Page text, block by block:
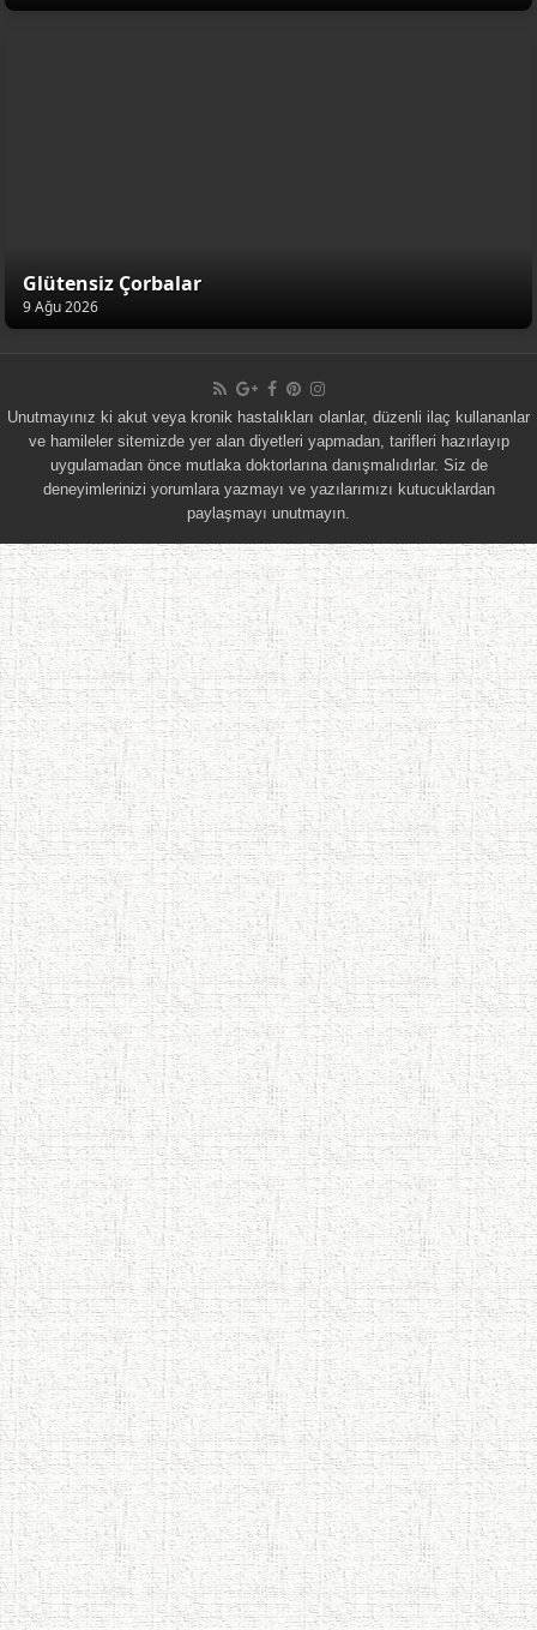
Glütensiz Çorbalar
9 Ağu 2026
Unutmayınız ki akut veya kronik hastalıkları olanlar, düzenli ilaç kullananlar
ve hamileler sitemizde yer alan diyetleri yapmadan, tarifleri hazırlayıp
uygulamadan önce mutlaka doktorlarına danışmalıdırlar. Siz de
deneyimlerinizi yorumlara yazmayı ve yazılarımızı kutucuklardan
paylaşmayı unutmayın.